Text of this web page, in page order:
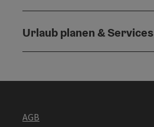
Urlaub planen & Services
AGB